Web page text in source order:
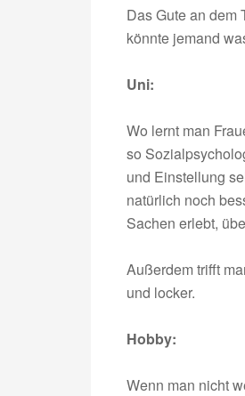
Das Gute an dem
könnte jemand
Uni:
Wo lernt man
so
und Einstellung
natürlich noch
Sachen erlebt,
Außerdem trifft
und locker.
Hobby:
Wenn man nicht